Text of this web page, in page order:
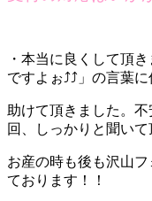
・本当に良くして頂
ですよぉ⤴⤴」の言葉に
助けて頂きました。
回、しっかりと聞いて
お産の時も後も沢山
ております！！